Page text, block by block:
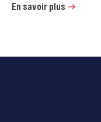
En savoir plus